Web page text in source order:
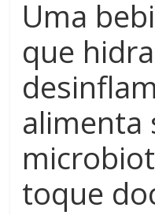
Uma
que
alimenta
toque